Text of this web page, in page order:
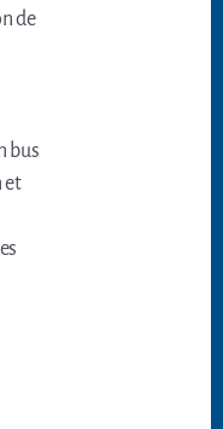
de
bus
et